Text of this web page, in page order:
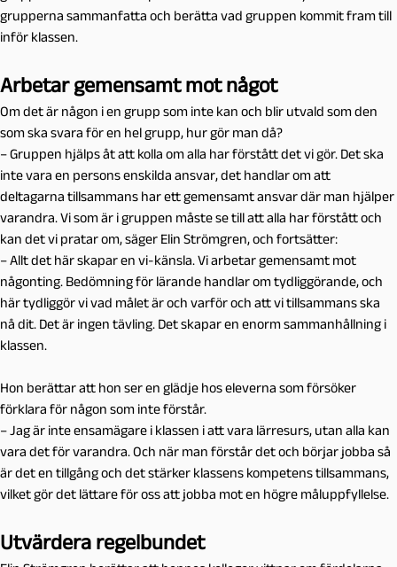
grupperna sammanfatta och berätta vad gruppen kommit fram till
inför klassen.
Arbetar gemensamt mot något
Om det är någon i en grupp som inte kan och blir utvald som den
som ska svara för en hel grupp, hur gör man då?
– Gruppen hjälps åt att kolla om alla har förstått det vi gör. Det ska
inte vara en persons enskilda ansvar, det handlar om att
deltagarna tillsammans har ett gemensamt ansvar där man hjälper
varandra. Vi som är i gruppen måste se till att alla har förstått och
kan det vi pratar om, säger Elin Strömgren, och fortsätter:
– Allt det här skapar en vi-känsla. Vi arbetar gemensamt mot
någonting. Bedömning för lärande handlar om tydliggörande, och
här tydliggör vi vad målet är och varför och att vi tillsammans ska
nå dit. Det är ingen tävling. Det skapar en enorm sammanhållning i
klassen.
Hon berättar att hon ser en glädje hos eleverna som försöker
förklara för någon som inte förstår.
– Jag är inte ensamägare i klassen i att vara lärresurs, utan alla kan
vara det för varandra. Och när man förstår det och börjar jobba så
är det en tillgång och det stärker klassens kompetens tillsammans,
vilket gör det lättare för oss att jobba mot en högre måluppfyllelse.
Utvärdera regelbundet